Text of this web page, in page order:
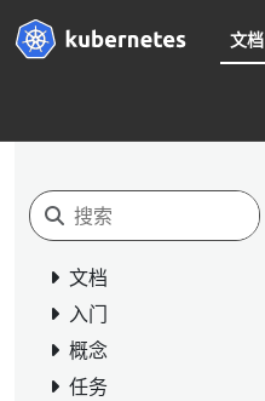
文档
文档
入门
概念
任务